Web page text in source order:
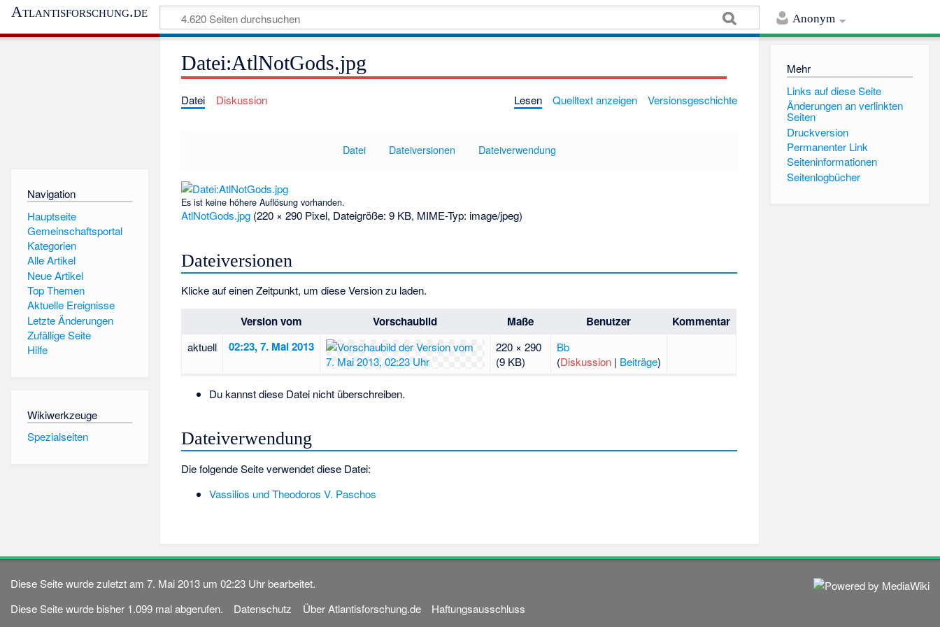
Anonym
Atlantisforschung.de
Navigation
Hauptseite
Gemeinschaftsportal
Kategorien
Alle Artikel
Neue Artikel
Top Themen
Aktuelle Ereignisse
Letzte Änderungen
Zufällige Seite
Hilfe
Wikiwerkzeuge
Spezialseiten
Mehr
Links auf diese Seite
Änderungen an verlinkten
Seiten
Druckversion
Permanenter Link
Seiten­informationen
Seitenlogbücher
Datei:AtlNotGods.jpg
Datei Diskussion Lesen Quelltext anzeigen Versionsgeschichte
Datei Dateiversionen Dateiverwendung
Es ist keine höhere Auflösung vorhanden.
AtlNotGods.jpg (220 × 290 Pixel, Dateigröße: 9 KB, MIME-Typ: image/jpeg)
Dateiversionen
Klicke auf einen Zeitpunkt, um diese Version zu laden.
Version vom Vorschaubild Maße Benutzer Kommentar
aktuell 02:23, 7. Mai 2013
220 × 290
(9 KB)
Bb
(Diskussion| Beiträge)
Du kannst diese Datei nicht überschreiben.
Dateiverwendung
Die folgende Seite verwendet diese Datei:
Vassilios und Theodoros V. Paschos
Diese Seite wurde zuletzt am 7. Mai 2013 um 02:23 Uhr bearbeitet.
Diese Seite wurde bisher 1.099 mal abgerufen.
Datenschutz Über Atlantisforschung.de Haftungsausschluss